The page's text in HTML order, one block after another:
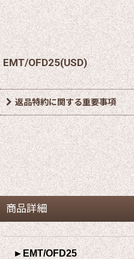
EMT/OFD25(USD)
返品特約に関する重要事項
商品詳細
►EMT/OFD25